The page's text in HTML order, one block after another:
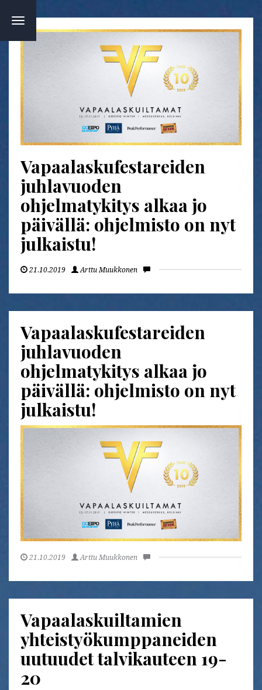
TOGGLE
NAVIGATION
Vapaalaskufestareiden
juhlavuoden
ohjelmatykitys alkaa jo
päivällä: ohjelmisto on nyt
julkaistu!
21.10.2019 Arttu Muukkonen
Vapaalaskufestareiden
juhlavuoden
ohjelmatykitys alkaa jo
päivällä: ohjelmisto on nyt
julkaistu!
21.10.2019 Arttu Muukkonen
Vapaalaskuiltamien
yhteistyökumppaneiden
uutuudet talvikauteen 19-
20